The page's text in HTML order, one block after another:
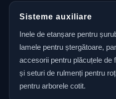
Sisteme auxiliare
Inele de etanșare pentru
lamele pentru ștergătoare,
accesorii pentru plăcuțele de
și seturi de rulmenți pentru
pentru arborele cotit.